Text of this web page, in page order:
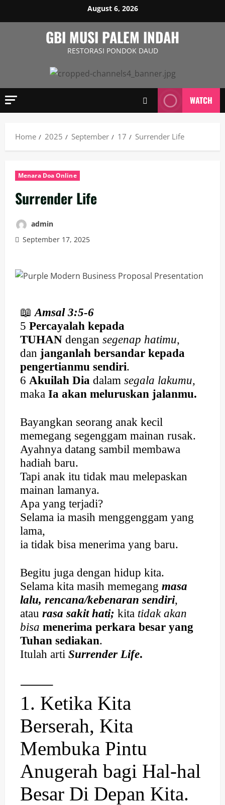
August 6, 2026
GBI MUSI PALEM INDAH
RESTORASI PONDOK DAUD
WATCH
Home 2025 September 17 Surrender Life
Menara Doa Online
Surrender Life
admin
September 17, 2025
📖 Amsal 3:5-6
5 Percayalah kepada
TUHAN dengan segenap hatimu,
dan janganlah bersandar kepada
pengertianmu sendiri.
6 Akuilah Dia dalam segala lakumu,
maka Ia akan meluruskan jalanmu.
Bayangkan seorang anak kecil
memegang segenggam mainan rusak.
Ayahnya datang sambil membawa
hadiah baru.
Tapi anak itu tidak mau melepaskan
mainan lamanya.
Apa yang terjadi?
Selama ia masih menggenggam yang
lama,
ia tidak bisa menerima yang baru.
Begitu juga dengan hidup kita.
Selama kita masih memegang masa
lalu, rencana/kebenaran sendiri,
atau rasa sakit hati; kita tidak akan
bisa menerima perkara besar yang
Tuhan sediakan.
Itulah arti Surrender Life.
⸻
1. Ketika Kita
Berserah, Kita
Membuka Pintu
Anugerah bagi Hal-hal
Besar Di Depan Kita.